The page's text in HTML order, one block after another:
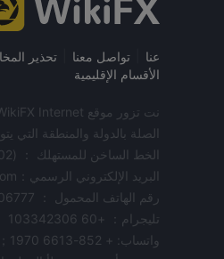
عنا تواصل معنا تحذير
الأقسام الإقليمية
الصلة بالدولة والمنطقة التي
الخط الساخن للمستهلك ： (002)01099845754
البريد الإلكتروني الرسمي：support@wikifx.com
رقم الهاتف المحمول ： 234706777 7762 ； 61 449895363
تليجرام： +60 103342306
واتساب: + 852-6613 1970； + 44-7517747077